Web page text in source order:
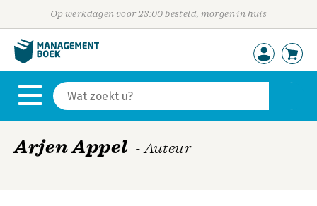
Op werkdagen voor 23:00 besteld, morgen in huis
Arjen Appel - Auteur